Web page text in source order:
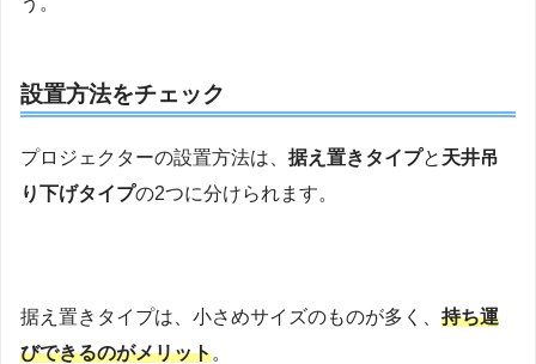
設置方法をチェック
プロジェクターの設置方法は、 据え置きタイプと 天井吊
り下げタイプの2つに分けられます。
据え置きタイプは、小さめサイズのものが多く、 持ち運
びできるのがメリット。